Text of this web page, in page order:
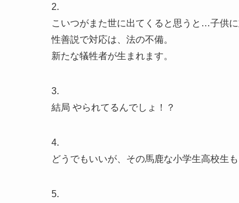
2.
こいつがまた世に出てくると思うと…子供
性善説で対応は、法の不備。
新たな犠牲者が生まれます。
3.
結局 やられてるんでしょ！？
4.
どうでもいいが、その馬鹿な小学生高校生
5.